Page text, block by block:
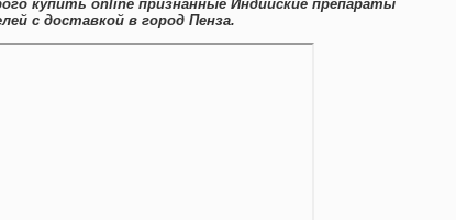
купить online признанные Индийские препараты
с доставкой в город Пенза.